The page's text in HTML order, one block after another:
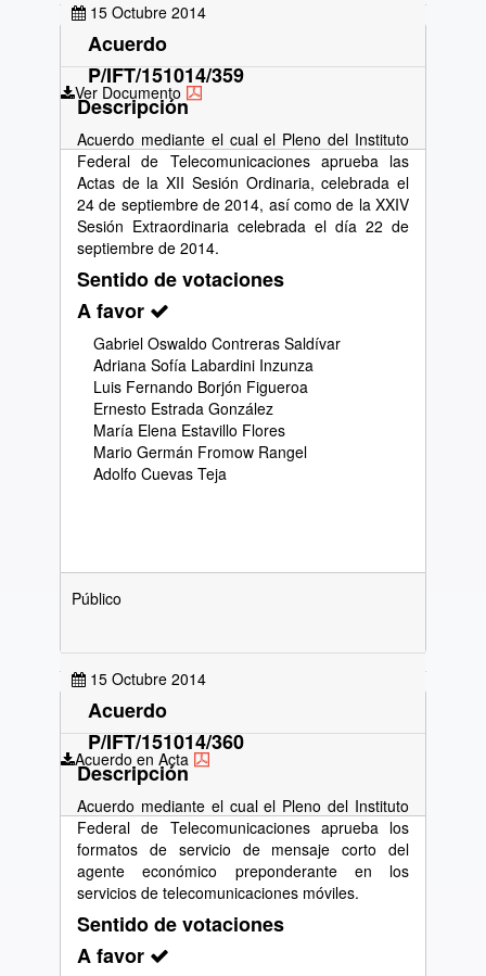
15 Octubre 2014
Ver Documento
Acuerdo
P/IFT/151014/359
Descripción
Acuerdo mediante el cual el Pleno del Instituto
Federal de Telecomunicaciones aprueba las
Actas de la XII Sesión Ordinaria, celebrada el
24 de septiembre de 2014, así como de la XXIV
Sesión Extraordinaria celebrada el día 22 de
septiembre de 2014.
Sentido de votaciones
A favor
Gabriel Oswaldo Contreras Saldívar
Adriana Sofía Labardini Inzunza
Luis Fernando Borjón Figueroa
Ernesto Estrada González
María Elena Estavillo Flores
Mario Germán Fromow Rangel
Adolfo Cuevas Teja
Público
15 Octubre 2014
Acuerdo en Acta
Acuerdo
P/IFT/151014/360
Descripción
Acuerdo mediante el cual el Pleno del Instituto
Federal de Telecomunicaciones aprueba los
formatos de servicio de mensaje corto del
agente económico preponderante en los
servicios de telecomunicaciones móviles.
Sentido de votaciones
A favor